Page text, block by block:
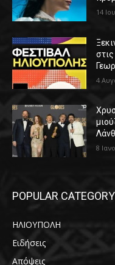
14
4
8
POPULAR CATEGORY
ΗΛΙΟΥΠΟΛΗ
Ειδήσεις
Απόψεις